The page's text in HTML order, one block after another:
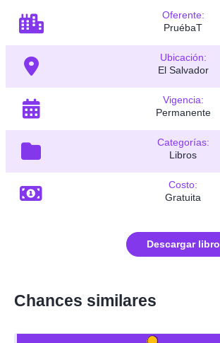
Oferente:
PruébaT
Ubicación:
El Salvador
Vigencia:
Permanente
Categorías:
Libros
Costo:
Gratuita
Descargar libro
Chances similares